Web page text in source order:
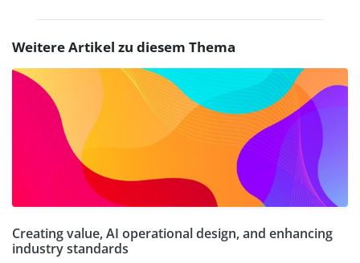
Weitere Artikel zu diesem Thema
Creating value, AI operational design, and enhancing
industry standards